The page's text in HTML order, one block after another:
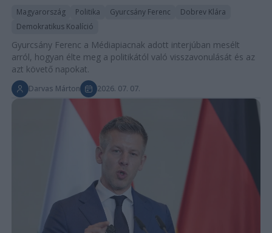
Magyarország Politika Gyurcsány Ferenc
Dobrev Klára
Demokratikus Koalíció
Gyurcsány Ferenc a Médiapiacnak adott interjúban mesélt
arról, hogyan élte meg a politikától való visszavonulását és az
azt követő napokat.
Darvas Márton 2026. 07. 07.